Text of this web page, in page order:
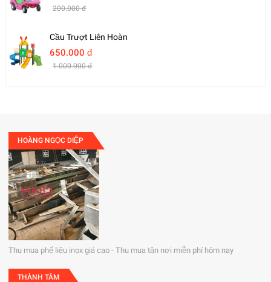
200.000 đ
Cầu Trượt Liên Hoàn
650.000 đ
1.000.000 đ
HOÀNG NGỌC DIỆP
Thu mua phế liệu inox giá cao - Thu mua tận nơi miễn phí hôm nay
THÀNH TÂM